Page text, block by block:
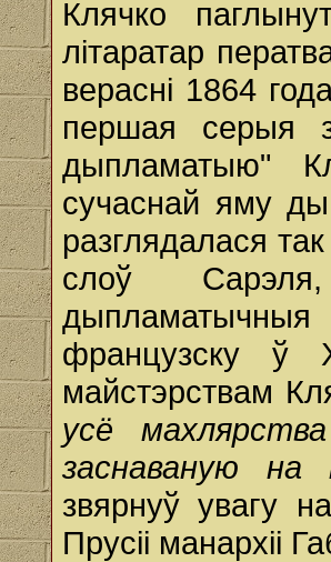
Клячко
літаратар
верасні 1864
першая серыя
дыпламатыю"
сучаснай яму
разглядалася
слоў
французску ў
майстэрствам
усё
заснаваную на
звярнуў увагу
Прусіі манархіі